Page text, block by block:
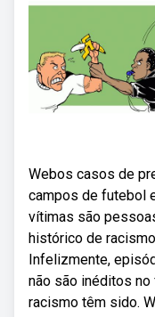
Webos casos de
campos de futebol
vítimas são
histórico de
Infelizmente,
não são inéditos
racismo têm sido.